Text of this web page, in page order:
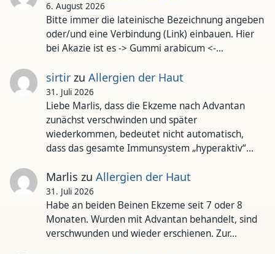
6. August 2026
Bitte immer die lateinische Bezeichnung angeben
oder/und eine Verbindung (Link) einbauen. Hier
bei Akazie ist es -> Gummi arabicum <-…
sirtirzu Allergien der Haut
31. Juli 2026
Liebe Marlis, dass die Ekzeme nach Advantan
zunächst verschwinden und später
wiederkommen, bedeutet nicht automatisch,
dass das gesamte Immunsystem „hyperaktiv“…
Marlis zu Allergien der Haut
31. Juli 2026
Habe an beiden Beinen Ekzeme seit 7 oder 8
Monaten. Wurden mit Advantan behandelt, sind
verschwunden und wieder erschienen. Zur…